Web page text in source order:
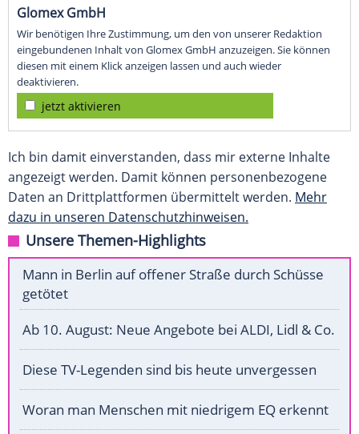
Glomex GmbH
Wir benötigen Ihre Zustimmung, um den von unserer Redaktion
eingebundenen Inhalt von Glomex GmbH anzuzeigen. Sie können
diesen mit einem Klick anzeigen lassen und auch wieder
deaktivieren.
jetzt aktivieren
Ich bin damit einverstanden, dass mir externe Inhalte
angezeigt werden. Damit können personenbezogene
Daten an Drittplattformen übermittelt werden. Mehr
dazu in unseren Datenschutzhinweisen.
Unsere Themen-Highlights
Mann in Berlin auf offener Straße durch Schüsse
getötet
Ab 10. August: Neue Angebote bei ALDI, Lidl & Co.
Diese TV-Legenden sind bis heute unvergessen
Woran man Menschen mit niedrigem EQ erkennt